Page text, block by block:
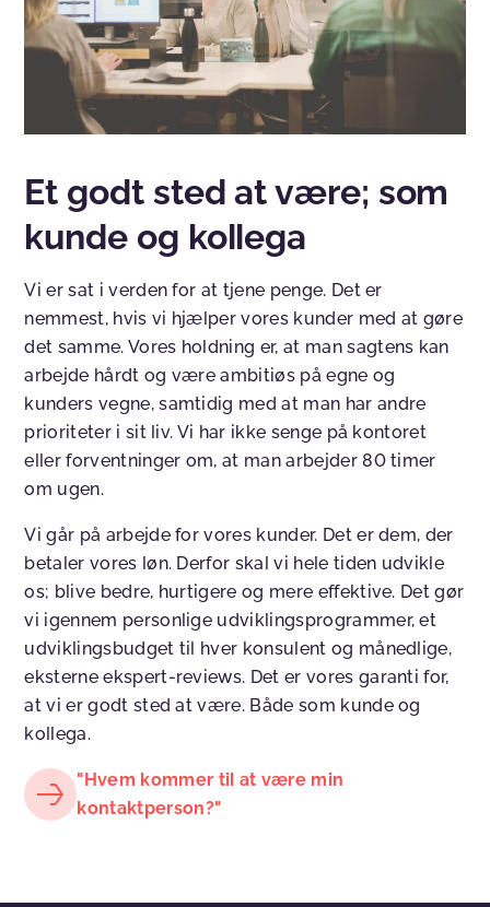
Et godt sted at være; som
kunde og kollega
Vi er sat i verden for at tjene penge. Det er
nemmest, hvis vi hjælper vores kunder med at gøre
det samme. Vores holdning er, at man sagtens kan
arbejde hårdt og være ambitiøs på egne og
kunders vegne, samtidig med at man har andre
prioriteter i sit liv. Vi har ikke senge på kontoret
eller forventninger om, at man arbejder 80 timer
om ugen.
Vi går på arbejde for vores kunder. Det er dem, der
betaler vores løn. Derfor skal vi hele tiden udvikle
os; blive bedre, hurtigere og mere effektive. Det gør
vi igennem personlige udviklingsprogrammer, et
udviklingsbudget til hver konsulent og månedlige,
eksterne ekspert-reviews. Det er vores garanti for,
at vi er godt sted at være. Både som kunde og
kollega.
"Hvem kommer til at være min
kontaktperson?"